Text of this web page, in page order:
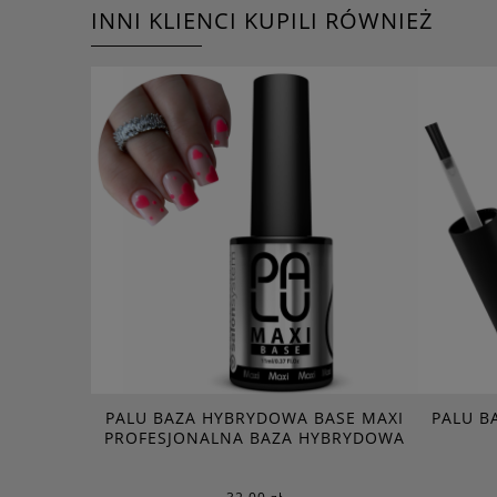
INNI KLIENCI KUPILI RÓWNIEŻ
PALU BAZA HYBRYDOWA BASE MAXI
PROFESJONALNA BAZA HYBRYDOWA
PALU